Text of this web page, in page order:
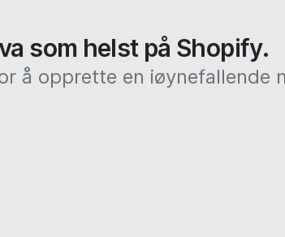
som helst på Shopify.
å opprette en iøynefallende